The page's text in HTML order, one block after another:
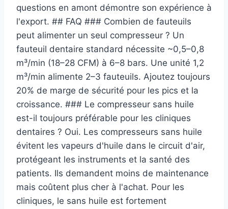
questions en amont démontre son expérience à
l'export. ## FAQ ### Combien de fauteuils
peut alimenter un seul compresseur ? Un
fauteuil dentaire standard nécessite ~0,5–0,8
m³/min (18–28 CFM) à 6–8 bars. Une unité 1,2
m³/min alimente 2–3 fauteuils. Ajoutez toujours
20% de marge de sécurité pour les pics et la
croissance. ### Le compresseur sans huile
est-il toujours préférable pour les cliniques
dentaires ? Oui. Les compresseurs sans huile
évitent les vapeurs d'huile dans le circuit d'air,
protégeant les instruments et la santé des
patients. Ils demandent moins de maintenance
mais coûtent plus cher à l'achat. Pour les
cliniques, le sans huile est fortement